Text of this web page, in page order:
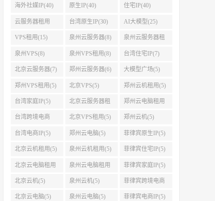
IP(108)
海外社媒IP(40) 原生IP(40) 住宅IP(40)
云服务器租用
(37)
台湾原生IP(30) AI大模型(25)
VPS租用(15) 泉州云服务器(8) 泉州云服务器租
用(8)
泉州VPS(8) 泉州VPS租用(8) 台湾住宅IP(7)
北京云服务器(7) 郑州云服务器(6) 大模型广场(5)
郑州VPS租用(5) 北京VPS(5) 郑州云机租用(5)
台湾家庭IP(5) 北京云服务器租
用(5)
郑州云电脑租用
(5)
台湾跨境电商
IP(5)
北京VPS租用(5) 郑州云机(5)
台湾电商IP(5) 郑州云电脑(5) 菲律宾原生IP(5)
北京云机租用(5) 泉州云机租用(5) 菲律宾住宅IP(5)
北京云电脑租用
(5)
泉州云电脑租用
(5)
菲律宾家庭IP(5)
北京云机(5) 泉州云机(5) 菲律宾跨境电商
IP(5)
北京云电脑(5) 泉州云电脑(5) 菲律宾电商IP(5)